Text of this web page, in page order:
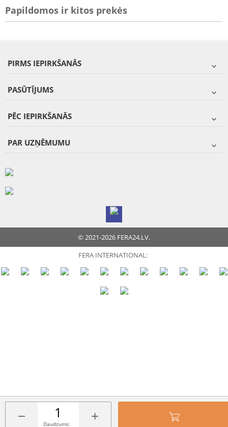
− +
Daudzums:
Papildomos ir kitos prekės
PIRMS IEPIRKŠANĀS
PASŪTĪJUMS
PĒC IEPIRKŠANĀS
PAR UZŅĒMUMU
© 2021-2026 FERA24.LV.
FERA INTERNATIONAL: